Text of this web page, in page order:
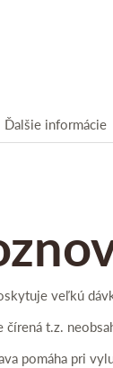
Ďalšie informácie
veľkú
čírená t.z.
pomáha pri